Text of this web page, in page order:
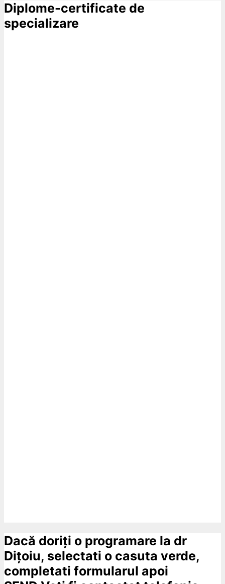
Diplome-certificate de
specializare
Dacă doriți o programare la dr
Dițoiu, selectati o casuta verde,
completati formularul apoi